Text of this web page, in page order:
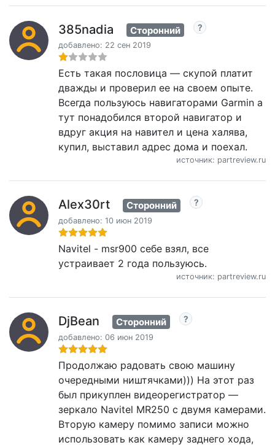
385nadia Сторонний
добавлено: 22 сен 2019
Есть такая пословица — скупой платит
дважды и проверил ее на своем опыте.
Всегда пользуюсь навигаторами Garmin а
тут понадобился второй навигатор и
вдруг акция на навител и цена халява,
купил, выставил адрес дома и поехал.
источник: partreview.ru
Alex30rt Сторонний
добавлено: 10 июн 2019
Navitel - msr900 себе взял, все
устраивает 2 года пользуюсь.
источник: partreview.ru
DjBean Сторонний
добавлено: 06 июн 2019
Продолжаю радовать свою машину
очередными ништячками))) На этот раз
был прикуплен видеорегистратор —
зеркало Navitel MR250 с двумя камерами.
Вторую камеру помимо записи можно
использовать как камеру заднего хода,